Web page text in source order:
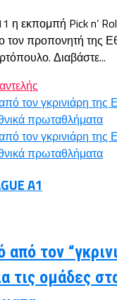
η εκπομπή Pick n’
τον προπονητή της
Διαβάστε...
A1
από τον
τις ομάδες